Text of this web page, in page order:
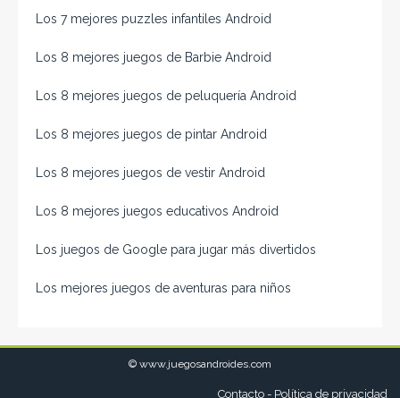
Los 7 mejores puzzles infantiles Android
Los 8 mejores juegos de Barbie Android
Los 8 mejores juegos de peluquería Android
Los 8 mejores juegos de pintar Android
Los 8 mejores juegos de vestir Android
Los 8 mejores juegos educativos Android
Los juegos de Google para jugar más divertidos
Los mejores juegos de aventuras para niños
© www.juegosandroides.com
Contacto - Política de privacidad